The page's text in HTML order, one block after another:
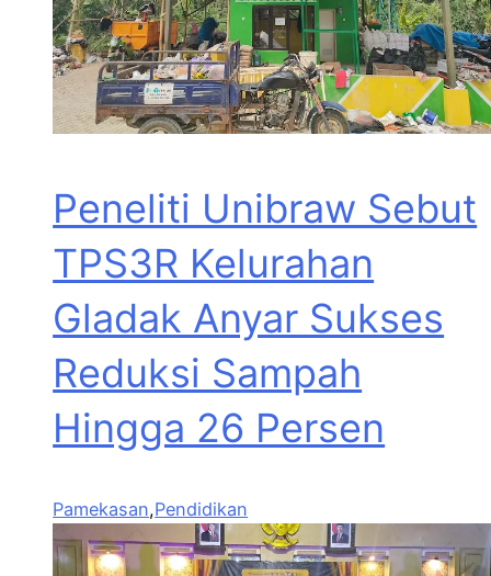
Peneliti Unibraw Sebut
TPS3R Kelurahan
Gladak Anyar Sukses
Reduksi Sampah
Hingga 26 Persen
Pamekasan,Pendidikan